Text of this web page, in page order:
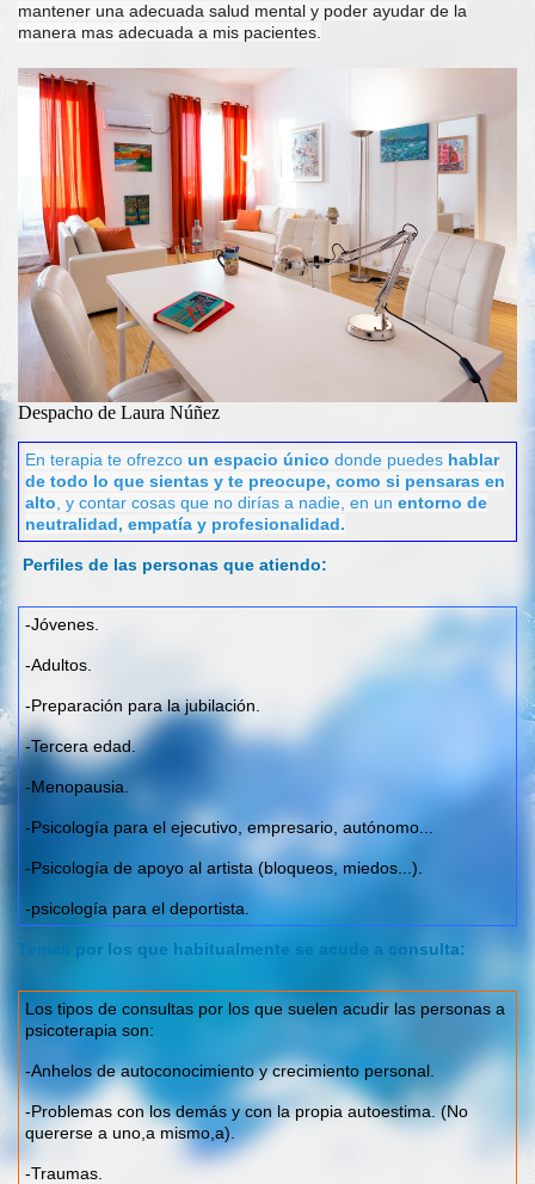
mantener una adecuada salud mental y poder ayudar de la
manera mas adecuada a mis pacientes.
Despacho de Laura Núñez
En terapia te ofrezco un espacio único donde puedes hablar
de todo lo que sientas y te preocupe, como si pensaras en
alto , y contar cosas que no dirías a nadie, en un entorno de
neutralidad, empatía y profesionalidad.
Perfiles de las personas que atiendo:
-Jóvenes.
-Adultos.
-Preparación para la jubilación.
-Tercera edad.
-Menopausia.
-Psicología para el ejecutivo, empresario, autónomo...
-Psicología de apoyo al artista (bloqueos, miedos...).
-psicología para el deportista.
Temas por los que habitualmente se acude a consulta:
Los tipos de consultas por los que suelen acudir las personas a
psicoterapia son:
-Anhelos de autoconocimiento y crecimiento personal.
-Problemas con los demás y con la propia autoestima. (No
quererse a uno,a mismo,a).
-Traumas.